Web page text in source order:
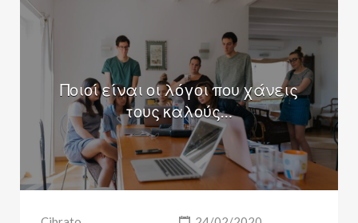
Ποιοί είναι οι λόγοι που χάνεις
τους καλούς…